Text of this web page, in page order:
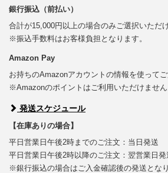
銀行振込（前払い）
合計が15,000円以上の場合のみご選択いただけ
※振込手数料はお客様負担となります。
Amazon Pay
お持ちのAmazonアカウントの情報を使ってご
※Amazonのポイントはご利用いただけません
発送スケジュール
【在庫ありの場合】
平日営業日午後2時までのご注文：当日発送
平日営業日午後2時以降のご注文：翌営業日発
※銀行振込の場合はご入金確認後の発送となり